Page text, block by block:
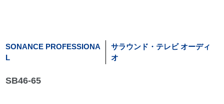
SONANCE PROFESSIONA
L
サラウンド・テレビ オーディ
オ
SB46-65